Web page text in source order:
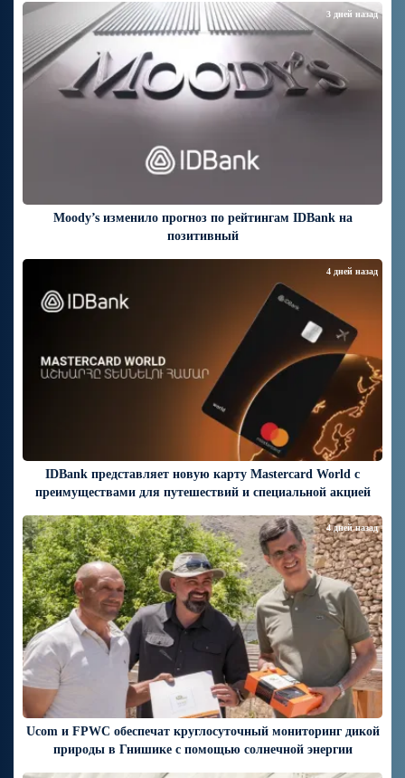
Moody’s изменило прогноз по рейтингам IDBank на
позитивный
3 дней назад
IDBank представляет новую карту Mastercard World с
преимуществами для путешествий и специальной акцией
4 дней назад
Ucom и FPWC обеспечат круглосуточный мониторинг дикой
природы в Гнишике с помощью солнечной энергии
4 дней назад